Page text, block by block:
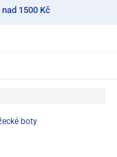
1500 Kč
boty